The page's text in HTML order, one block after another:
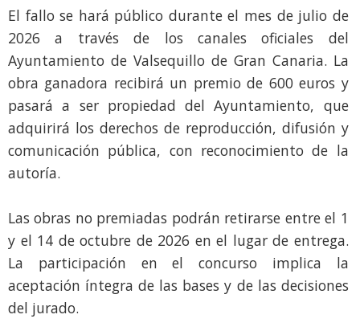
El fallo se hará público durante el mes de julio de
2026 a través de los canales oficiales del
Ayuntamiento de Valsequillo de Gran Canaria. La
obra ganadora recibirá un premio de 600 euros y
pasará a ser propiedad del Ayuntamiento, que
adquirirá los derechos de reproducción, difusión y
comunicación pública, con reconocimiento de la
autoría.
Las obras no premiadas podrán retirarse entre el 1
y el 14 de octubre de 2026 en el lugar de entrega.
La participación en el concurso implica la
aceptación íntegra de las bases y de las decisiones
del jurado.